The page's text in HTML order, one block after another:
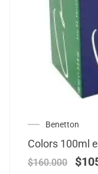
Benetton
Colors 100ml
$160.000 $